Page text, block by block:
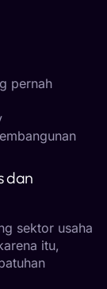
pernah
dan
sektor usaha
itu,